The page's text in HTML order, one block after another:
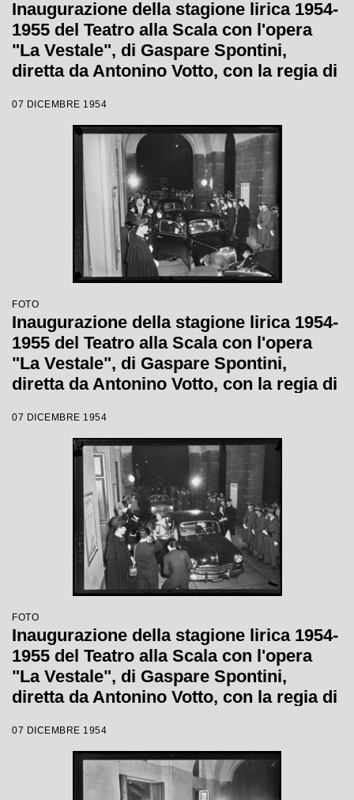
Inaugurazione della stagione lirica 1954-
1955 del Teatro alla Scala con l'opera
"La Vestale", di Gaspare Spontini,
diretta da Antonino Votto, con la regia di
07 DICEMBRE 1954
FOTO
Inaugurazione della stagione lirica 1954-
1955 del Teatro alla Scala con l'opera
"La Vestale", di Gaspare Spontini,
diretta da Antonino Votto, con la regia di
07 DICEMBRE 1954
FOTO
Inaugurazione della stagione lirica 1954-
1955 del Teatro alla Scala con l'opera
"La Vestale", di Gaspare Spontini,
diretta da Antonino Votto, con la regia di
07 DICEMBRE 1954